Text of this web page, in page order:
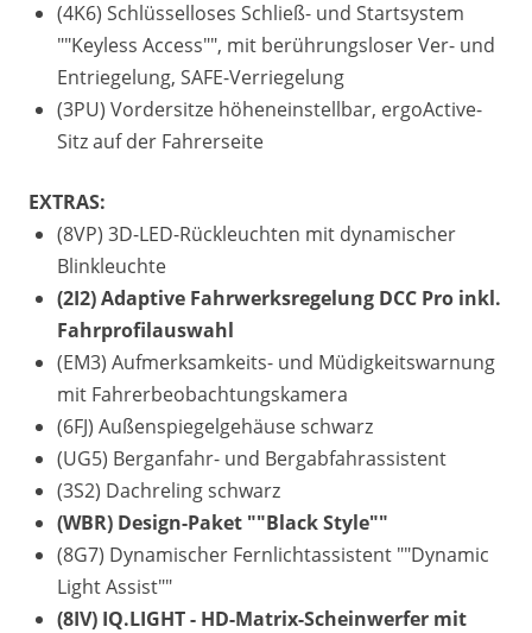
(4K6) Schlüsselloses Schließ- und Startsystem
""Keyless Access"", mit berührungsloser Ver- und
Entriegelung, SAFE-Verriegelung
(3PU) Vordersitze höheneinstellbar, ergoActive-
Sitz auf der Fahrerseite
EXTRAS:
(8VP) 3D-LED-Rückleuchten mit dynamischer
Blinkleuchte
(2I2) Adaptive Fahrwerksregelung DCC Pro inkl.
Fahrprofilauswahl
(EM3) Aufmerksamkeits- und Müdigkeitswarnung
mit Fahrerbeobachtungskamera
(6FJ) Außenspiegelgehäuse schwarz
(UG5) Berganfahr- und Bergabfahrassistent
(3S2) Dachreling schwarz
(WBR) Design-Paket ""Black Style""
(8G7) Dynamischer Fernlichtassistent ""Dynamic
Light Assist""
(8IV) IQ.LIGHT - HD-Matrix-Scheinwerfer mit